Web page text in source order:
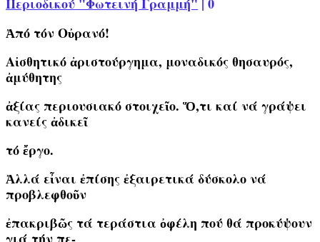
Ἀπό τόν Οὐρανό!
Αἰσθητικό ἀριστούργημα, μοναδικός θησαυρός,
ἀμύθητης
ἀξίας περιουσιακό στοιχεῖο. Ὅ,τι καί νά γράψει
κανείς ἀδικεῖ
τό ἔργο.
Ἀλλά εἶναι ἐπίσης ἐξαιρετικά δύσκολο νά
προβλεφθοῦν
ἐπακριβῶς τά τεράστια ὀφέλη πού θά προκύψουν